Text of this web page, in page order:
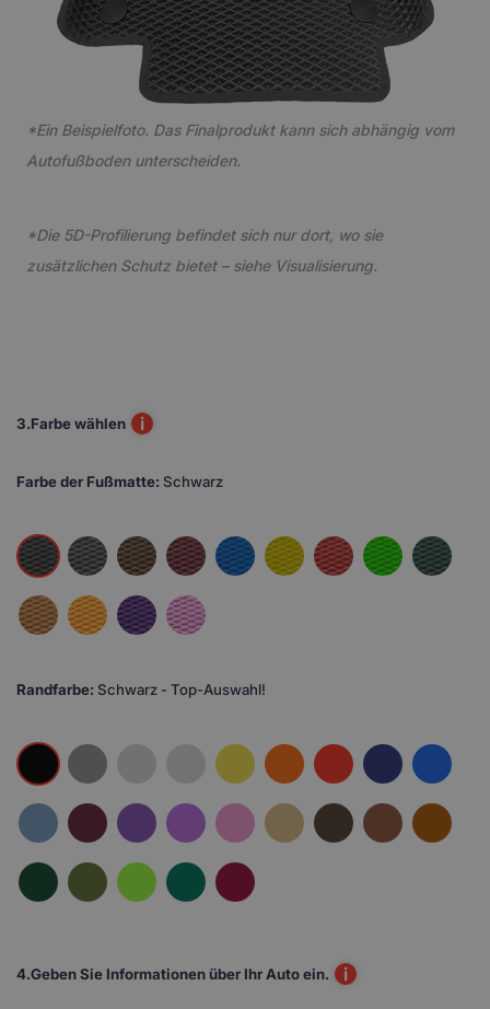
*Ein Beispielfoto. Das Finalprodukt kann sich abhängig vom
Autofußboden unterscheiden.
*Die 5D-Profilierung befindet sich nur dort, wo sie
zusätzlichen Schutz bietet – siehe Visualisierung.
3.Farbe wählen i
Farbe der Fußmatte: Schwarz
Randfarbe: Schwarz - Top-Auswahl!
4.Geben Sie Informationen über Ihr Auto ein. i